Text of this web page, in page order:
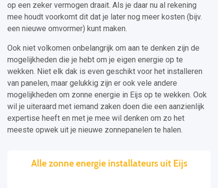
op een zeker vermogen draait. Als je daar nu al rekening
mee houdt voorkomt dit dat je later nog meer kosten (bijv.
een nieuwe omvormer) kunt maken.
Ook niet volkomen onbelangrijk om aan te denken zijn de
mogelijkheden die je hebt om je eigen energie op te
wekken. Niet elk dak is even geschikt voor het installeren
van panelen, maar gelukkig zijn er ook vele andere
mogelijkheden om zonne energie in Eijs op te wekken. Ook
wil je uiteraard met iemand zaken doen die een aanzienlijk
expertise heeft en met je mee wil denken om zo het
meeste opwek uit je nieuwe zonnepanelen te halen.
Alle zonne energie installateurs uit Eijs